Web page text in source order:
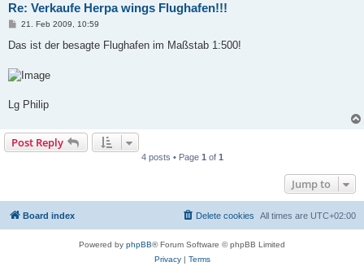
Re: Verkaufe Herpa wings Flughafen!!!
P
s
21. Feb 2009, 10:59
Das ist der besagte Flughafen im Maßstab 1:500!
Lg Philip
Post Reply
4 posts • Page 1 of 1
Jump to
Board index All times are UTC+02:00
Delete cookies
Powered by phpBB® Forum Software © phpBB Limited
Privacy| Terms